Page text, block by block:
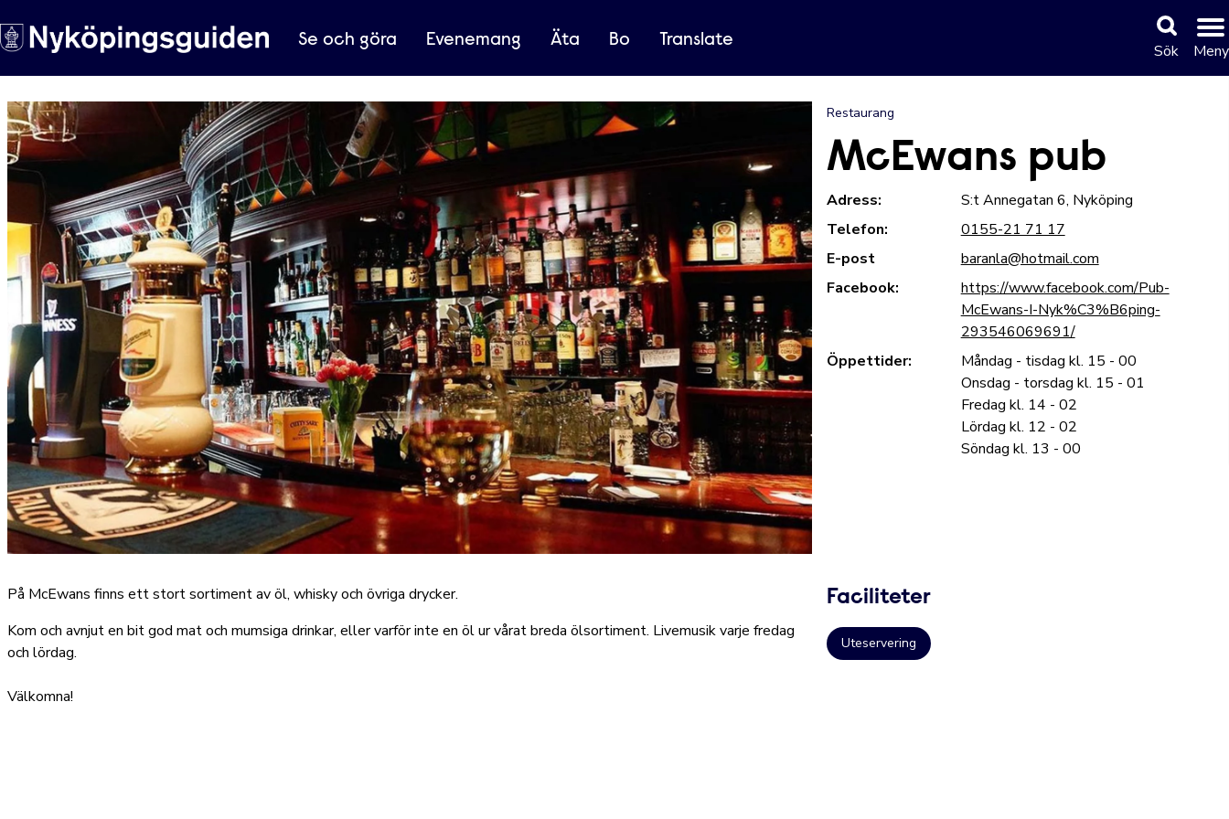
Se och göra Evenemang Äta Bo Translate
Sök Meny
Restaurang
McEwans pub
Adress:
S:t Annegatan 6, Nyköping
Telefon:
0155-21 71 17
E-post
baranla@hotmail.com
Facebook:
https://www.facebook.com/Pub-
McEwans-I-Nyk%C3%B6ping-
293546069691/
Öppettider:
Måndag - tisdag kl. 15 - 00
Onsdag - torsdag kl. 15 - 01
Fredag kl. 14 - 02
Lördag kl. 12 - 02
Söndag kl. 13 - 00
På McEwans finns ett stort sortiment av öl, whisky och övriga drycker.
Kom och avnjut en bit god mat och mumsiga drinkar, eller varför inte en öl ur vårat breda ölsortiment. Livemusik varje fredag
och lördag.
Välkomna!
Faciliteter
Uteservering